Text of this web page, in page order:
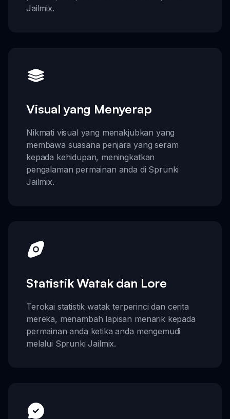
Jailmix.
Visual yang Menyerap
Nikmati visual yang menakjubkan yang
membawa suasana penjara yang seram
kepada kehidupan, meningkatkan
pengalaman permainan anda di Sprunki
Jailmix.
Statistik Watak dan Lore
Terokai statistik watak terperinci dan cerita
mereka, menambah lapisan menarik kepada
permainan anda ketika anda mengemudi
melalui Sprunki Jailmix.